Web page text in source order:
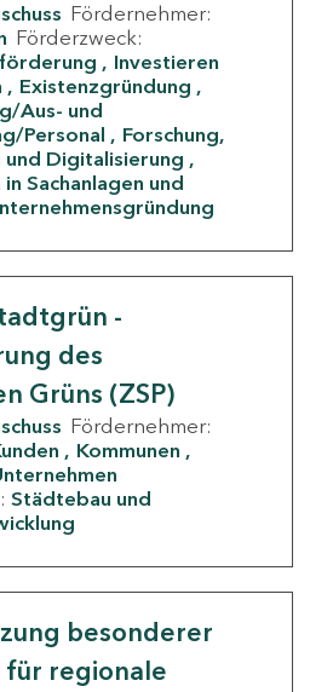
Fördernehmer:
Förderzweck:
Investieren
Existenzgründung
Aus- und
Personal
Forschung,
und Digitalisierung
Sachanlagen und
-
des
Grüns (ZSP)
Fördernehmer:
Kommunen
Städtebau und
besonderer
für regionale